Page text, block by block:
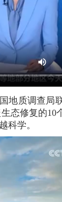
地质调查局
态修复的10
科学。